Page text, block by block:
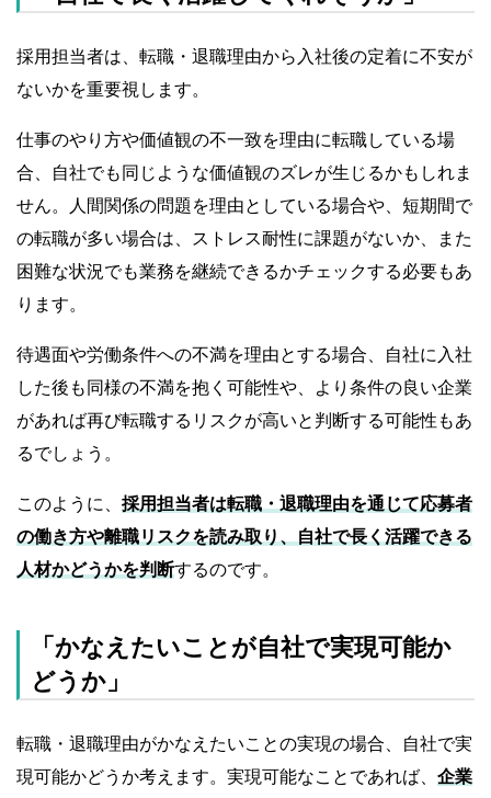
採用担当者は、転職・退職理由から入社後の定着に不安が
ないかを重要視します。
仕事のやり方や価値観の不一致を理由に転職している場
合、自社でも同じような価値観のズレが生じるかもしれま
せん。人間関係の問題を理由としている場合や、短期間で
の転職が多い場合は、ストレス耐性に課題がないか、また
困難な状況でも業務を継続できるかチェックする必要もあ
ります。
待遇面や労働条件への不満を理由とする場合、自社に入社
した後も同様の不満を抱く可能性や、より条件の良い企業
があれば再び転職するリスクが高いと判断する可能性もあ
るでしょう。
このように、 採用担当者は転職・退職理由を通じて応募者
の働き方や離職リスクを読み取り、自社で長く活躍できる
人材かどうかを判断するのです。
「かなえたいことが自社で実現可能か
どうか」
転職・退職理由がかなえたいことの実現の場合、自社で実
現可能かどうか考えます。実現可能なことであれば、 企業